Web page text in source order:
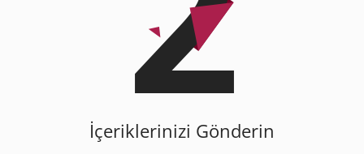
İçeriklerinizi Gönderin